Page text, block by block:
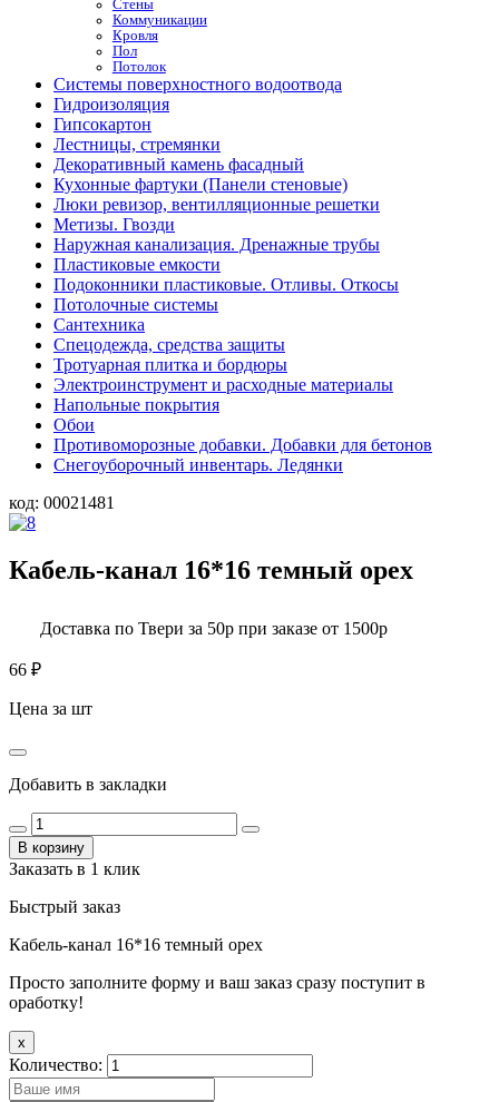
Стены
Коммуникации
Кровля
Пол
Потолок
Системы поверхностного водоотвода
Гидроизоляция
Гипсокартон
Лестницы, стремянки
Декоративный камень фасадный
Кухонные фартуки (Панели стеновые)
Люки ревизор, вентилляционные решетки
Метизы. Гвозди
Наружная канализация. Дренажные трубы
Пластиковые емкости
Подоконники пластиковые. Отливы. Откосы
Потолочные системы
Сантехника
Спецодежда, средства защиты
Тротуарная плитка и бордюры
Электроинструмент и расходные материалы
Напольные покрытия
Обои
Противоморозные добавки. Добавки для бетонов
Снегоуборочный инвентарь. Ледянки
код: 00021481
Кабель-канал 16*16 темный орех
Доставка по Твери за 50р при заказе от 1500р
66 ₽
Цена за шт
Добавить в закладки
В корзину
Заказать в 1 клик
Быстрый заказ
Кабель-канал 16*16 темный орех
Просто заполните форму и ваш заказ сразу поступит в
оработку!
x
Количество: